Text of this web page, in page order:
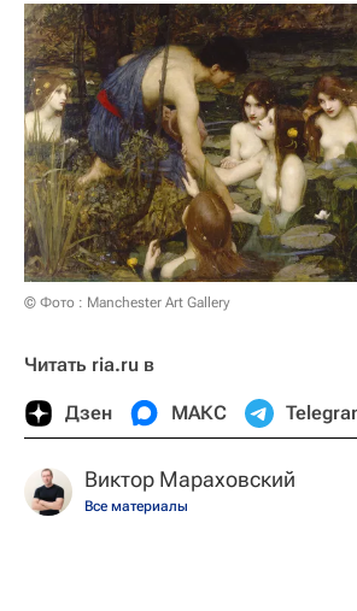
© Фото : Manchester Art Gallery
Читать ria.ru в
Дзен МАКС
Виктор Мараховский
Все материалы